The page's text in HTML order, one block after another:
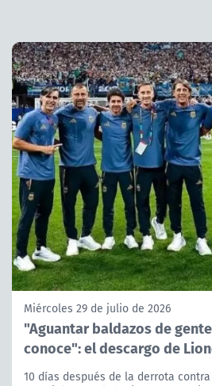
Miércoles 29 de julio de 2026
"Aguantar baldazos de
conoce": el descargo de
10 días después de la derrota